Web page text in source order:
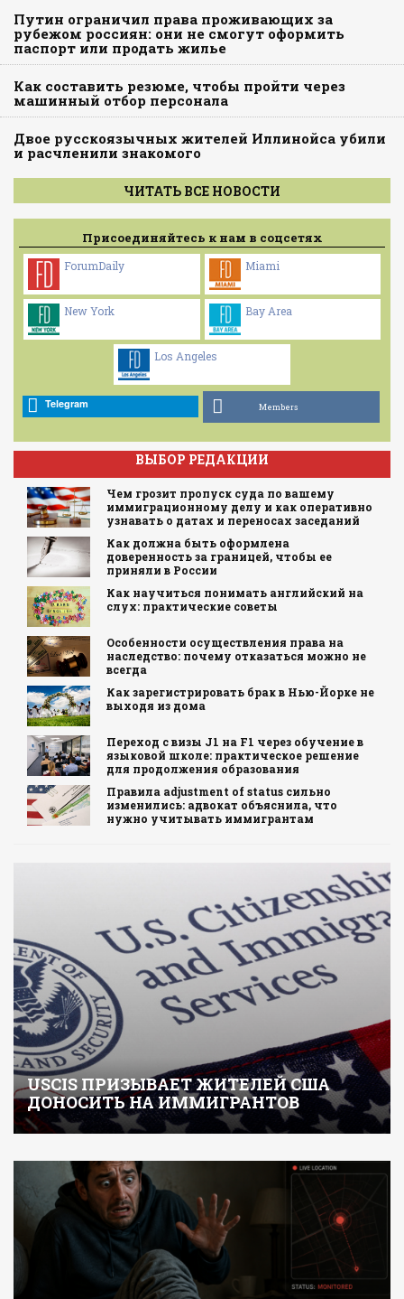
Путин ограничил права проживающих за
рубежом россиян: они не смогут оформить
паспорт или продать жилье
Как составить резюме, чтобы пройти через
машинный отбор персонала
Двое русскоязычных жителей Иллинойса убили
и расчленили знакомого
ЧИТАТЬ ВСЕ НОВОСТИ
Присоединяйтесь к нам в соцсетях
ForumDaily Miami
New York Bay Area
Los Angeles
Telegram Members
ВЫБОР РЕДАКЦИИ
Чем грозит пропуск суда по вашему
иммиграционному делу и как оперативно
узнавать о датах и переносах заседаний
Как должна быть оформлена
доверенность за границей, чтобы ее
приняли в России
Как научиться понимать английский на
слух: практические советы
Особенности осуществления права на
наследство: почему отказаться можно не
всегда
Как зарегистрировать брак в Нью-Йорке не
выходя из дома
Переход с визы J1 на F1 через обучение в
языковой школе: практическое решение
для продолжения образования
Правила adjustment of status сильно
изменились: адвокат объяснила, что
нужно учитывать иммигрантам
USCIS ПРИЗЫВАЕТ ЖИТЕЛЕЙ США
ДОНОСИТЬ НА ИММИГРАНТОВ